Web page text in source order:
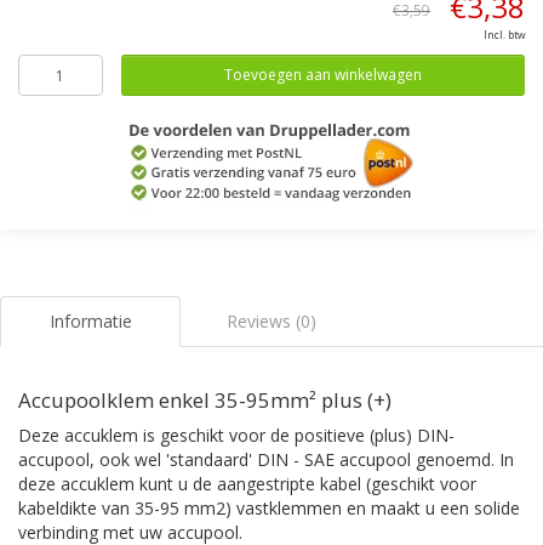
€3,59
Incl. btw
Toevoegen aan winkelwagen
Informatie Reviews (0)
Accupoolklem enkel 35-95mm² plus (+)
Deze accuklem is geschikt voor de positieve (plus) DIN-
accupool, ook wel 'standaard' DIN - SAE accupool genoemd. In
deze accuklem kunt u de aangestripte kabel (geschikt voor
kabeldikte van 35-95 mm2) vastklemmen en maakt u een solide
verbinding met uw accupool.